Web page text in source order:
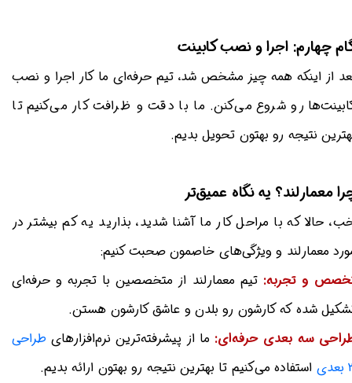
چهارم: اجرا و نصب کابینت
از اینکه همه چیز مشخص شد، تیم حرفه‌ای ما کار اجرا و نصب
رو شروع می‌کنن. ما با دقت و ظرافت کار می‌کنیم تا
نتیجه رو بهتون تحویل بدیم.
معمارلند؟ یه نگاه عمیق‌تر
حالا که با مراحل کار ما آشنا شدید، بذارید یه کم بیشتر در
معمارلند و ویژگی‌های خاصمون صحبت کنیم:
و تجربه: تیم معمارلند از متخصصین با تجربه و حرفه‌ای
شده که کارشون رو بلدن و عاشق کارشون هستن.
سه بعدی حرفه‌ای: ما از پیشرفته‌ترین نرم‌افزارهای طراحی
استفاده می‌کنیم تا بهترین نتیجه رو بهتون ارائه بدیم.